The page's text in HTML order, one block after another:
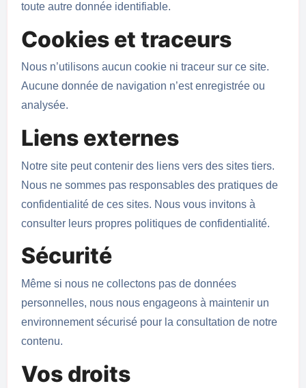
toute autre donnée identifiable.
Cookies et traceurs
Nous n’utilisons aucun cookie ni traceur sur ce site.
Aucune donnée de navigation n’est enregistrée ou
analysée.
Liens externes
Notre site peut contenir des liens vers des sites tiers.
Nous ne sommes pas responsables des pratiques de
confidentialité de ces sites. Nous vous invitons à
consulter leurs propres politiques de confidentialité.
Sécurité
Même si nous ne collectons pas de données
personnelles, nous nous engageons à maintenir un
environnement sécurisé pour la consultation de notre
contenu.
Vos droits